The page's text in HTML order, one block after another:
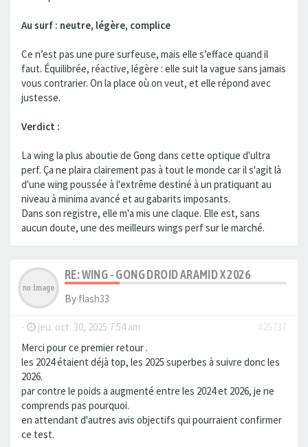
Au surf : neutre, légère, complice
Ce n’est pas une pure surfeuse, mais elle s’efface quand il
faut. Équilibrée, réactive, légère : elle suit la vague sans jamais
vous contrarier. On la place où on veut, et elle répond avec
justesse.
Verdict :
La wing la plus aboutie de Gong dans cette optique d'ultra
perf. Ça ne plaira clairement pas à tout le monde car il s'agit là
d'une wing poussée à l'extrême destiné à un pratiquant au
niveau à minima avancé et au gabarits imposants.
Dans son registre, elle m'a mis une claque. Elle est, sans
aucun doute, une des meilleurs wings perf sur le marché.
RE: WING - GONG DROID ARAMID X 2026
By flash33
- jeu. oct. 30, 2025 7:54 am
#25737
Merci pour ce premier retour .
les 2024 étaient déjà top, les 2025 superbes à suivre donc les
2026.
par contre le poids a augmenté entre les 2024 et 2026, je ne
comprends pas pourquoi.
en attendant d'autres avis objectifs qui pourraient confirmer
ce test.